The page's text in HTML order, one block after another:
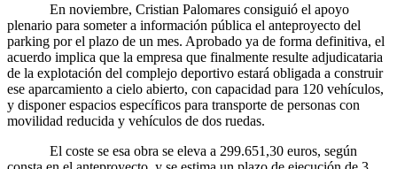
En noviembre, Cristian Palomares consiguió el apoyo
plenario para someter a información pública el anteproyecto del
parking por el plazo de un mes. Aprobado ya de forma definitiva, el
acuerdo implica que la empresa que finalmente resulte adjudicataria
de la explotación del complejo deportivo estará obligada a construir
ese aparcamiento a cielo abierto, con capacidad para 120 vehículos,
y disponer espacios específicos para transporte de personas con
movilidad reducida y vehículos de dos ruedas.
El coste se esa obra se eleva a 299.651,30 euros, según